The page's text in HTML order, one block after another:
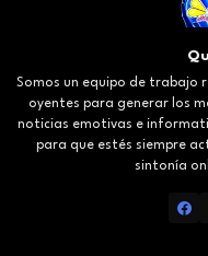
Somos un equipo de trabajo
oyentes para generar los
noticias emotivas e
para que estés siempre
sintonía